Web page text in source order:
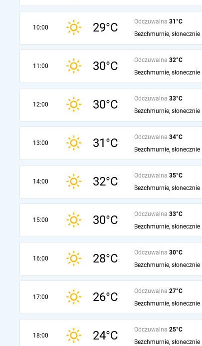
10:00 29°C Odczuwalna 31°C
Bezchmurnie, słonecznie
11:00 30°C Odczuwalna 32°C
Bezchmurnie, słonecznie
12:00 30°C Odczuwalna 33°C
Bezchmurnie, słonecznie
13:00 31°C Odczuwalna 34°C
Bezchmurnie, słonecznie
14:00 32°C Odczuwalna 35°C
Bezchmurnie, słonecznie
15:00 30°C Odczuwalna 33°C
Bezchmurnie, słonecznie
16:00 28°C Odczuwalna 30°C
Bezchmurnie, słonecznie
17:00 26°C Odczuwalna 27°C
Bezchmurnie, słonecznie
18:00 24°C Odczuwalna 25°C
Bezchmurnie, słonecznie